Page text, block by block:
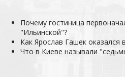
Почему гостиница
"Ильинской"?
Как Ярослав Гашек оказался
Что в Киеве называли